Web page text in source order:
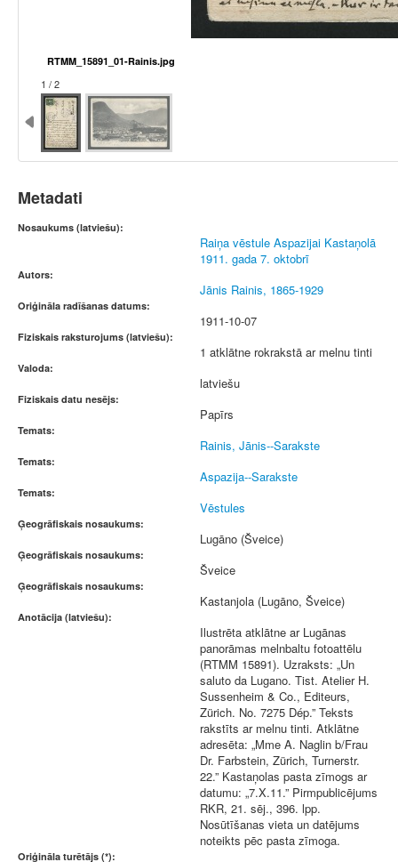
RTMM_15891_01-Rainis.jpg
1 / 2
Metadati
Nosaukums (latviešu):
Raiņa vēstule Aspazijai Kastaņolā
1911. gada 7. oktobrī
Autors:
Jānis Rainis, 1865-1929
Oriģināla radīšanas datums:
1911-10-07
Fiziskais raksturojums (latviešu):
1 atklātne rokrakstā ar melnu tinti
Valoda:
latviešu
Fiziskais datu nesējs:
Papīrs
Temats:
Rainis, Jānis--Sarakste
Temats:
Aspazija--Sarakste
Temats:
Vēstules
Ģeogrāfiskais nosaukums:
Lugāno (Šveice)
Ģeogrāfiskais nosaukums:
Šveice
Ģeogrāfiskais nosaukums:
Kastanjola (Lugāno, Šveice)
Anotācija (latviešu):
Ilustrēta atklātne ar Lugānas
panorāmas melnbaltu fotoattēlu
(RTMM 15891). Uzraksts: „Un
saluto da Lugano. Tist. Atelier H.
Sussenheim & Co., Editeurs,
Zürich. No. 7275 Dép.” Teksts
rakstīts ar melnu tinti. Atklātne
adresēta: „Mme A. Naglin b/Frau
Dr. Farbstein, Zürich, Turnerstr.
22.” Kastaņolas pasta zīmogs ar
datumu: „7.X.11.” Pirmpublicējums
RKR, 21. sēj., 396. lpp.
Nosūtīšanas vieta un datējums
noteikts pēc pasta zīmoga.
Oriģināla turētājs (*):